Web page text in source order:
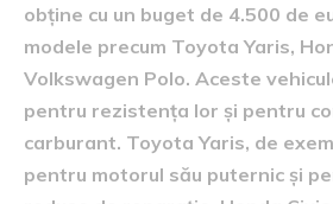
obține cu un buget de 4.500 de
modele precum Toyota Yaris,
Volkswagen Polo. Aceste
pentru rezistența lor și pentru
carburant. Toyota Yaris, de
pentru motorul său puternic și